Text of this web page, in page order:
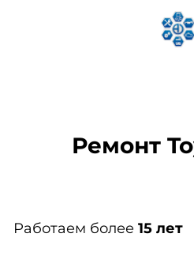
Ремонт
Работаем более 15 лет